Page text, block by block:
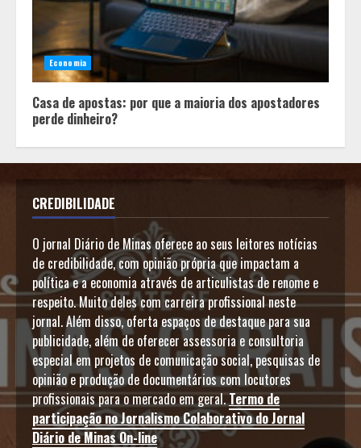
Economia
Casa de apostas: por que a maioria dos apostadores
perde dinheiro?
CREDIBILIDADE
O jornal Diário de Minas oferece ao seus leitores notícias
de credibilidade, com opinião própria que impactam a
política e a economia através de articulistas de renome e
respeito. Muito deles com carreira profissional neste
jornal. Além disso, oferta espaços de destaque para sua
publicidade, além de oferecer assessoria e consultoria
especial em projetos de comunicação social, pesquisas de
opinião e produção de documentários com locutores
profissionais para o mercado em geral.Termo de
participação no Jornalismo Colaborativo do Jornal
Diário de Minas On-line